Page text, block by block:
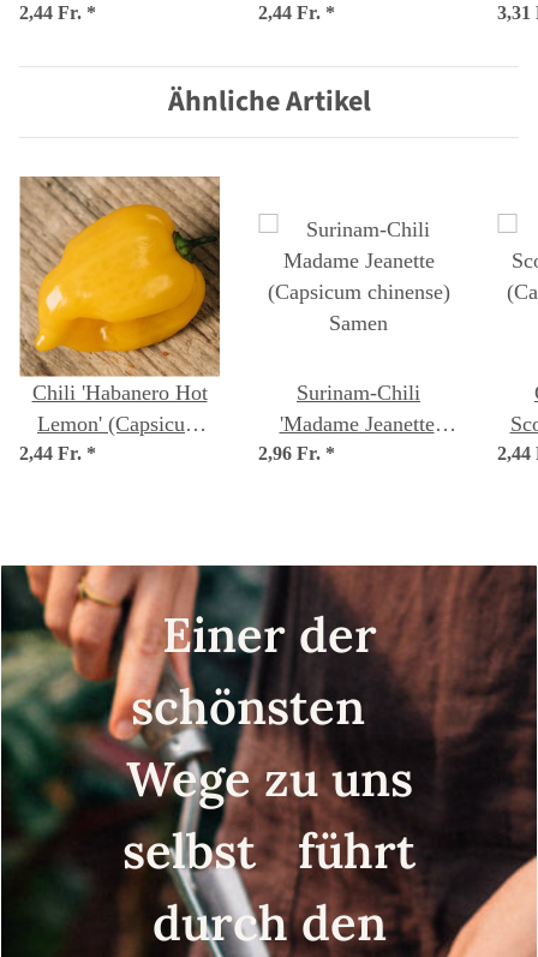
chinense) Samen
2,44 Fr. *
chinense) Samen
2,44 Fr. *
Ähnliche Artikel
Chili 'Habanero Hot
Lemon' (Capsicum
chinense) Samen
2,44 Fr. *
Surinam-Chili
'Madame Jeanette'
(Capsicum chinense)
2,96 Fr. *
Einer der
schönsten
Wege zu uns
selbst führt
durch den